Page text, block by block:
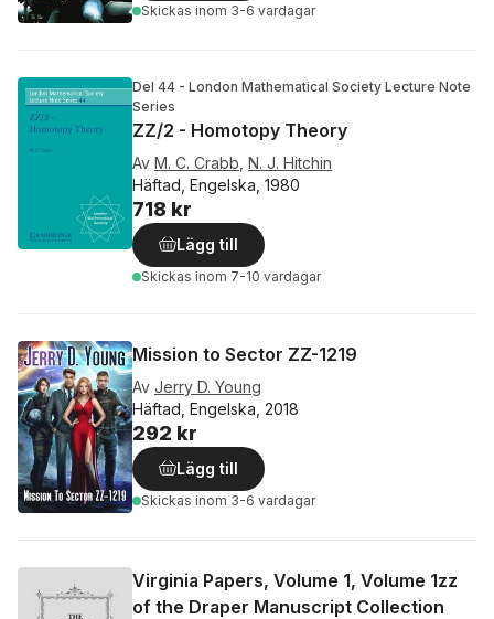
Skickas inom 3-6 vardagar
Del 44 - London Mathematical Society Lecture Note
Series
ZZ/2 - Homotopy Theory
Av M. C. Crabb N. J. Hitchin
Häftad, Engelska, 1980
718 kr
Lägg till
Skickas inom 7-10 vardagar
Mission to Sector ZZ-1219
Av Jerry D. Young
Häftad, Engelska, 2018
292 kr
Lägg till
Skickas inom 3-6 vardagar
Virginia Papers, Volume 1, Volume 1zz
of the Draper Manuscript Collection